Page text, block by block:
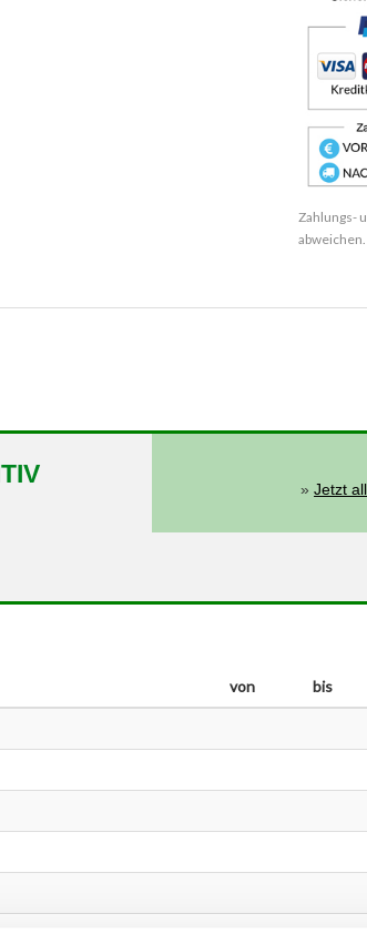
Zahlungs-
abweichen.
»Jetzt
von bis